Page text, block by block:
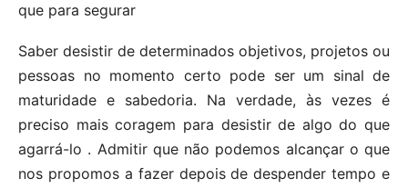
que para segurar
Saber desistir de determinados objetivos, projetos ou
pessoas no momento certo pode ser um sinal de
maturidade e sabedoria. Na verdade, às vezes é
preciso mais coragem para desistir de algo do que
agarrá-lo . Admitir que não podemos alcançar o que
nos propomos a fazer depois de despender tempo e